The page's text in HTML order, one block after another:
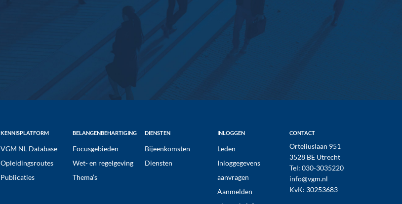
KENNISPLATFORM
VGM NL Database
Opleidingsroutes
Publicaties
BELANGENBEHARTIGING
Focusgebieden
Wet- en regelgeving
Thema’s
DIENSTEN
Bijeenkomsten
Diensten
INLOGGEN
Leden
Inloggegevens
aanvragen
Aanmelden
CONTACT
Orteliuslaan 951
3528 BE Utrecht
Tel: 030-3035220
info@vgm.nl
KvK: 30253683